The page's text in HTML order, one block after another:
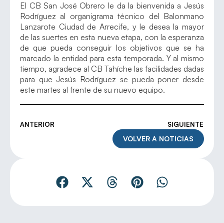
El CB San José Obrero le da la bienvenida a Jesús
Rodríguez al organigrama técnico del Balonmano
Lanzarote Ciudad de Arrecife, y le desea la mayor
de las suertes en esta nueva etapa, con la esperanza
de que pueda conseguir los objetivos que se ha
marcado la entidad para esta temporada. Y al mismo
tiempo, agradece al CB Tahíche las facilidades dadas
para que Jesús Rodríguez se pueda poner desde
este martes al frente de su nuevo equipo.
ANTERIOR SIGUIENTE
VOLVER A NOTICIAS